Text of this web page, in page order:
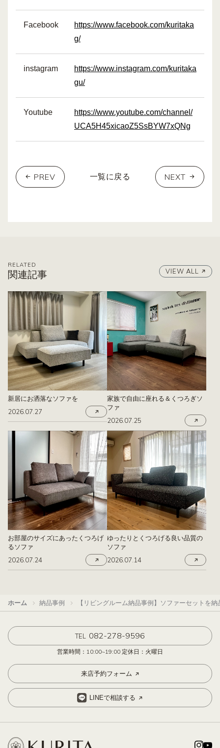
Facebook
https://www.facebook.com/kuritaka
g/
instagram
https://www.instagram.com/kuritaka
gu/
Youtube
https://www.youtube.com/channel/
UCA5H45xicaoZ5SsBYW7xQNg
PREV 一覧に戻る NEXT
RELATED
関連記事 VIEW ALL
新居にお洒落なソファを
2026.07.27
家族で自由に座れる＆くつろぎソ
ファ
2026.07.25
お部屋のサイズにあったくつろげ
るソファ
2026.07.24
ゆったりとくつろげる良い品質の
ソファ
2026.07.14
ホーム 納品事例 【リビングルーム納品事例】ソファーセットを
TEL 082-278-9596
営業時間：10:00~19:00 定休日：火曜日
来店予約フォーム
LINEで相談する